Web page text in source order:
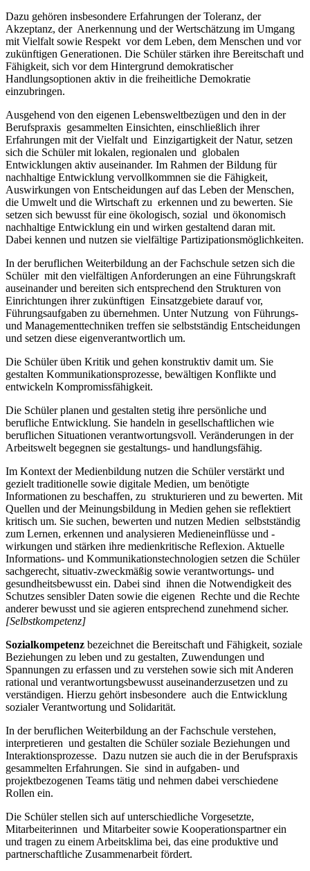
Dazu gehören insbesondere Erfahrungen der Toleranz, der
Akzeptanz, der Anerkennung und der Wertschätzung im Umgang
mit Vielfalt sowie Respekt vor dem Leben, dem Menschen und vor
zukünftigen Generationen. Die Schüler stärken ihre Bereitschaft und
Fähigkeit, sich vor dem Hintergrund demokratischer
Handlungsoptionen aktiv in die freiheitliche Demokratie
einzubringen.
Ausgehend von den eigenen Lebensweltbezügen und den in der
Berufspraxis gesammelten Einsichten, einschließlich ihrer
Erfahrungen mit der Vielfalt und Einzigartigkeit der Natur, setzen
sich die Schüler mit lokalen, regionalen und globalen
Entwicklungen aktiv auseinander. Im Rahmen der Bildung für
nachhaltige Entwicklung vervollkommnen sie die Fähigkeit,
Auswirkungen von Entscheidungen auf das Leben der Menschen,
die Umwelt und die Wirtschaft zu erkennen und zu bewerten. Sie
setzen sich bewusst für eine ökologisch, sozial und ökonomisch
nachhaltige Entwicklung ein und wirken gestaltend daran mit.
Dabei kennen und nutzen sie vielfältige Partizipationsmöglichkeiten.
In der beruflichen Weiterbildung an der Fachschule setzen sich die
Schüler mit den vielfältigen Anforderungen an eine Führungskraft
auseinander und bereiten sich entsprechend den Strukturen von
Einrichtungen ihrer zukünftigen Einsatzgebiete darauf vor,
Führungsaufgaben zu übernehmen. Unter Nutzung von Führungs-
und Managementtechniken treffen sie selbstständig Entscheidungen
und setzen diese eigenverantwortlich um.
Die Schüler üben Kritik und gehen konstruktiv damit um. Sie
gestalten Kommunikationsprozesse, bewältigen Konflikte und
entwickeln Kompromissfähigkeit.
Die Schüler planen und gestalten stetig ihre persönliche und
berufliche Entwicklung. Sie handeln in gesellschaftlichen wie
beruflichen Situationen verantwortungsvoll. Veränderungen in der
Arbeitswelt begegnen sie gestaltungs- und handlungsfähig.
Im Kontext der Medienbildung nutzen die Schüler verstärkt und
gezielt traditionelle sowie digitale Medien, um benötigte
Informationen zu beschaffen, zu strukturieren und zu bewerten. Mit
Quellen und der Meinungsbildung in Medien gehen sie reflektiert
kritisch um. Sie suchen, bewerten und nutzen Medien selbstständig
zum Lernen, erkennen und analysieren Medieneinflüsse und -
wirkungen und stärken ihre medienkritische Reflexion. Aktuelle
Informations- und Kommunikationstechnologien setzen die Schüler
sachgerecht, situativ-zweckmäßig sowie verantwortungs- und
gesundheitsbewusst ein. Dabei sind ihnen die Notwendigkeit des
Schutzes sensibler Daten sowie die eigenen Rechte und die Rechte
anderer bewusst und sie agieren entsprechend zunehmend sicher.
[Selbstkompetenz]
Sozialkompetenz bezeichnet die Bereitschaft und Fähigkeit, soziale
Beziehungen zu leben und zu gestalten, Zuwendungen und
Spannungen zu erfassen und zu verstehen sowie sich mit Anderen
rational und verantwortungsbewusst auseinanderzusetzen und zu
verständigen. Hierzu gehört insbesondere auch die Entwicklung
sozialer Verantwortung und Solidarität.
In der beruflichen Weiterbildung an der Fachschule verstehen,
interpretieren und gestalten die Schüler soziale Beziehungen und
Interaktionsprozesse. Dazu nutzen sie auch die in der Berufspraxis
gesammelten Erfahrungen. Sie sind in aufgaben- und
projektbezogenen Teams tätig und nehmen dabei verschiedene
Rollen ein.
Die Schüler stellen sich auf unterschiedliche Vorgesetzte,
Mitarbeiterinnen und Mitarbeiter sowie Kooperationspartner ein
und tragen zu einem Arbeitsklima bei, das eine produktive und
partnerschaftliche Zusammenarbeit fördert.